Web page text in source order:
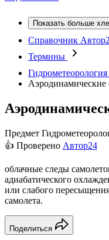
Показать больше
Справочник
Термины
Гидрометеорология
Аэродинамические
Предмет
👍 Проверено Автор24
облачные следы
адиабатического
или слабого
самолета.
Поделиться